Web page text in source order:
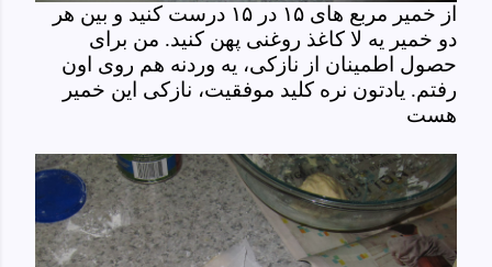
از خمیر مربع های ۱۵ در ۱۵ درست کنید و بین هر
دو خمیر یه لا کاغذ روغنی پهن کنید. من برای
حصول اطمینان از نازکی، یه وردنه هم روی اون
رفتم. یادتون نره کلید موفقیت، نازکی این خمیر
هست